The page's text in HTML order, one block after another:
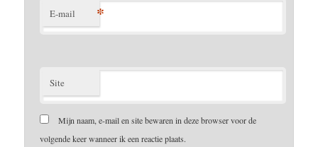
E-mail *
Site
Mijn naam, e-mail en site bewaren in deze browser voor de
volgende keer wanneer ik een reactie plaats.